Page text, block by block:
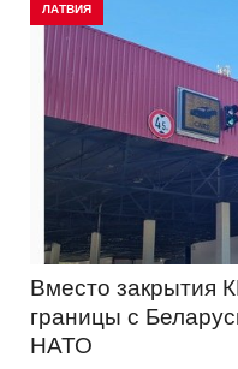
ЛАТВИЯ
Вместо закрытия
границы с
НАТО